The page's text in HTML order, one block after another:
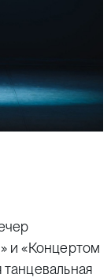
и «Концертом